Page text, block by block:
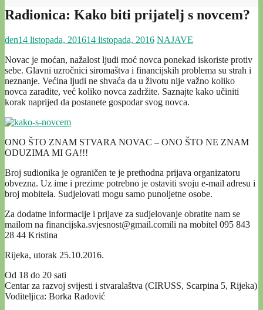
Radionica: Kako biti prijatelj s novcem?
den14 listopada, 201614 listopada, 2016 NAJAVE
Novac je moćan, nažalost ljudi moć novca ponekad iskoriste protiv
sebe. Glavni uzročnici siromaštva i financijskih problema su strah i
neznanje. Većina ljudi ne shvaća da u životu nije važno koliko
novca zaradite, već koliko novca zadržite. Saznajte kako učiniti
korak naprijed da postanete gospodar svog novca.
ONO ŠTO ZNAM STVARA NOVAC – ONO ŠTO NE ZNAM
ODUZIMA MI GA!!!
Broj sudionika je ograničen te je prethodna prijava organizatoru
obvezna. Uz ime i prezime potrebno je ostaviti svoju e-mail adresu i
broj mobitela. Sudjelovati mogu samo punoljetne osobe.
Za dodatne informacije i prijave za sudjelovanje obratite nam se
mailom na financijska.svjesnost@gmail.comili na mobitel 095 843
28 44 Kristina
Rijeka, utorak 25.10.2016.
Od 18 do 20 sati
Centar za razvoj svijesti i stvaralaštva (CIRUSS, Scarpina 5, Rijeka)
Voditeljica: Borka Radović